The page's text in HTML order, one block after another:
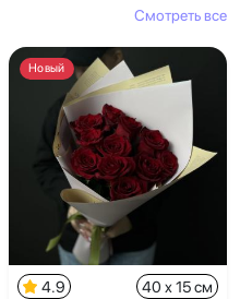
Смотреть все
Новый
4.9 40 x 15 см